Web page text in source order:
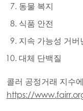
Mowi Canada
Mowi Chile
동물 복지
식품 안전
지속 가능성 거버
대체 단백질
콜러 공정거래 지수
https://